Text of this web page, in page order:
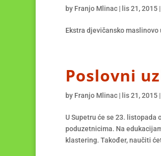
by Franjo Mlinac | lis 21, 2015 |
Ekstra djevičansko maslinovo
Poslovni
by Franjo Mlinac | lis 21, 2015 |
U Supetru će se 23.
poduzetnicima. Na
klastering. Također, naučiti